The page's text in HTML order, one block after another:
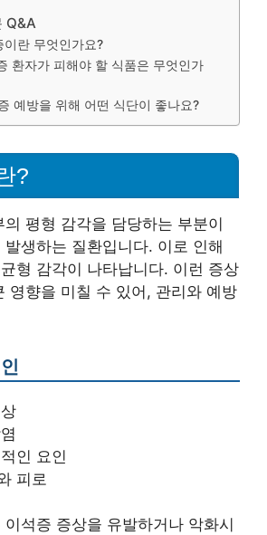
Q&A
이란 무엇인가요?
환자가 피해야 할 식품은 무엇인가
예방을 위해 어떤 식단이 좋나요?
?
평형 감각을 담당하는 부분이
생하는 질환입니다. 이로 인해
형 감각이 나타납니다. 이런 증상
영향을 미칠 수 있어, 관리와 예방
인 요인
피로
석증 증상을 유발하거나 악화시